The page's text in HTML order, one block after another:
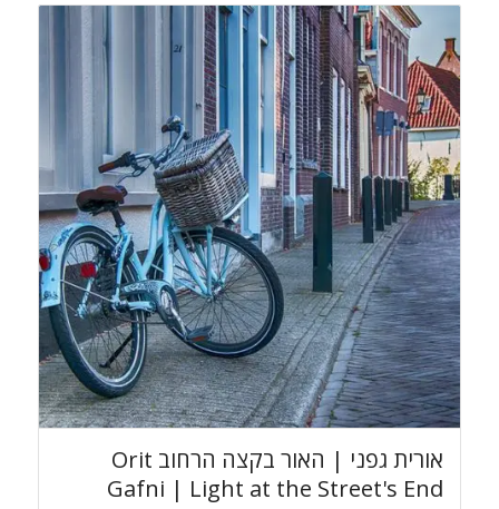
אורית גפני | האור בקצה הרחוב Orit
Gafni | Light at the Street's End